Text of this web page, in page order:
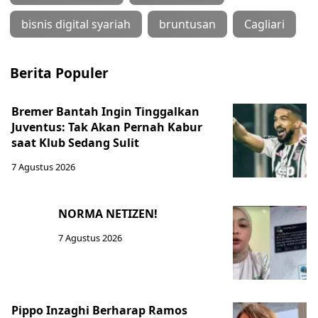
bisnis digital syariah bruntusan Cagliari
Berita Populer
Bremer Bantah Ingin Tinggalkan
Juventus: Tak Akan Pernah Kabur
saat Klub Sedang Sulit
7 Agustus 2026
NORMA NETIZEN!
7 Agustus 2026
Pippo Inzaghi Berharap Ramos